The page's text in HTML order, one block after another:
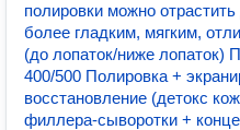
полировки можно
более гладким, мягким,
(до лопаток/ниже лопаток)
400/500 Полировка +
восстановление (детокс
филлера-сыворотки +